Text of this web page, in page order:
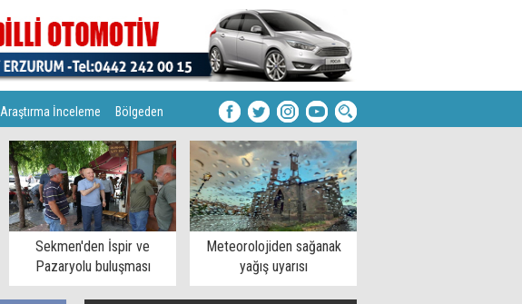
Araştırma İnceleme Bölgeden
Sekmen'den İspir ve
Pazaryolu buluşması
Meteorolojiden sağanak
yağış uyarısı